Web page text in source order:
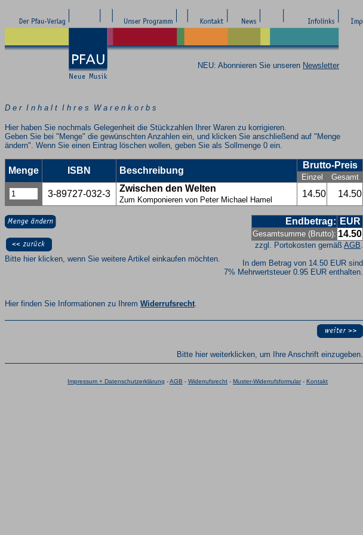
NEU: Abonnieren Sie unseren Newsletter
D e r I n h a l t I h r e s W a r e n k o r b s
Hier haben Sie nochmals Gelegenheit die Stückzahlen Ihrer Waren zu korrigieren.
Geben Sie bei "Menge" die gewünschten Anzahlen ein, und klicken Sie anschließend auf "Menge
ändern". Wenn Sie einen Eintrag löschen wollen, geben Sie als Sollmenge 0 ein.
Menge ISBN Beschreibung
Brutto-Preis
Einzel Gesamt
3-89727-032-3
Zwischen den Welten
Zum Komponieren von Peter Michael Hamel
14.50 14.50
Endbetrag: EUR
Gesamtsumme (Brutto): 14.50
zzgl. Portokosten gemäß AGB.
In dem Betrag von 14.50 EUR sind
7% Mehrwertsteuer 0.95 EUR enthalten.
Bitte hier klicken, wenn Sie weitere Artikel einkaufen möchten.
Hier finden Sie Informationen zu Ihrem Widerrufsrecht.
Bitte hier weiterklicken, um Ihre Anschrift einzugeben.
Impressum + Datenschutzerklärung -AGB - Widerrufsrecht - Muster-Widerrufsformular- Kontakt